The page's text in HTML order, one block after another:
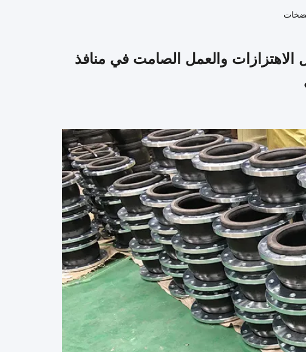
الاهتزازات والعمل الصامت في منافذ